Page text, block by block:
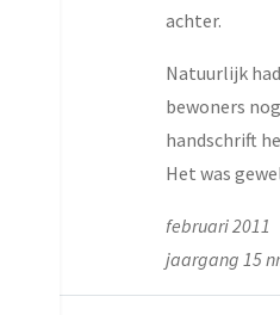
achter.
Natuurlijk
bewoners
handschrift
Het was
februari 2011
jaargang 15